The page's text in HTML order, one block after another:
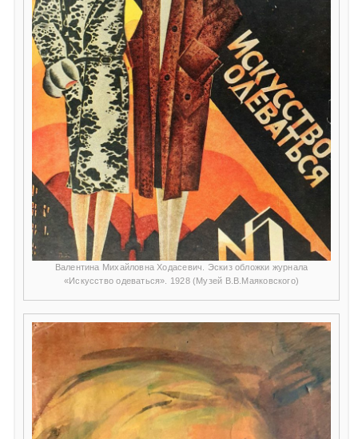
Валентина Михайловна Ходасевич. Эскиз обложки журнала
«Искусство одеваться». 1928 (Музей В.В.Маяковского)